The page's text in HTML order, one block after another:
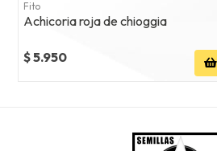
Fito
Achicoria roja de chioggia
$ 5.950